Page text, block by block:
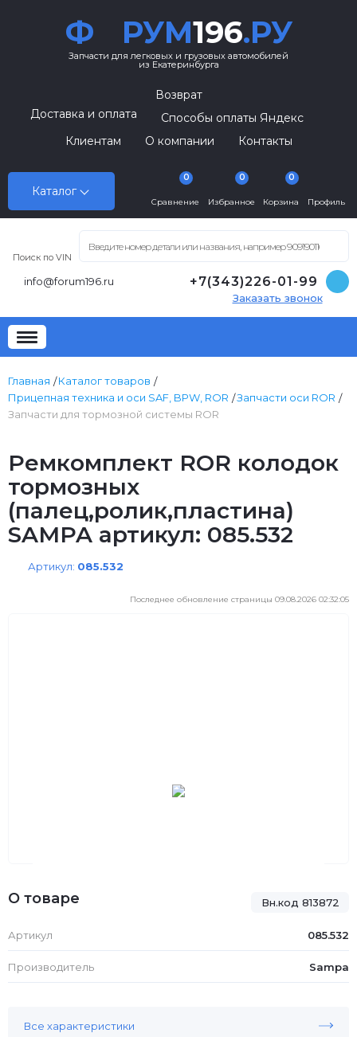
Ф РУМ196.РУ
Запчасти для легковых и грузовых автомобилей
из Екатеринбурга
Каталог
Возврат
Доставка и оплата
Способы оплаты Яндекс
Клиентам
О компании Контакты
Сравнение
0
Избранное
0
Корзина
0
Профиль
Поиск по VIN
info@forum196.ru +7(343)226-01-99
Заказать звонок
Главная
Каталог товаров
Прицепная техника и оси SAF, BPW, ROR
Запчасти оси ROR
Запчасти для тормозной системы ROR
Ремкомплект ROR колодок
тормозных
(палец,ролик,пластина)
SAMPA артикул: 085.532
Артикул: 085.532
Последнее обновление страницы 09.08.2026 02:32:05
Вн.код 813872
О товаре
Артикул 085.532
Производитель Sampa
Все характеристики